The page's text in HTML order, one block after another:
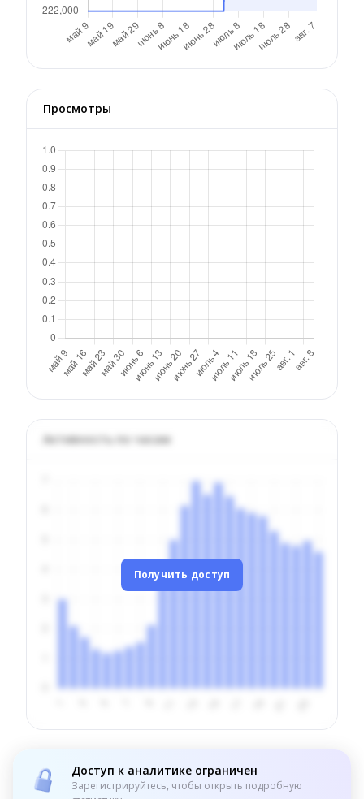
Просмотры
Активность по часам
Получить доступ
Доступ к аналитике ограничен
Зарегистрируйтесь, чтобы открыть подробную